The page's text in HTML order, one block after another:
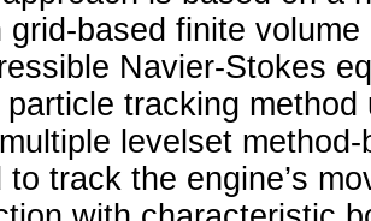
grid-based finite
Navier-Stokes
particle tracking
levelset
to track the engine’s